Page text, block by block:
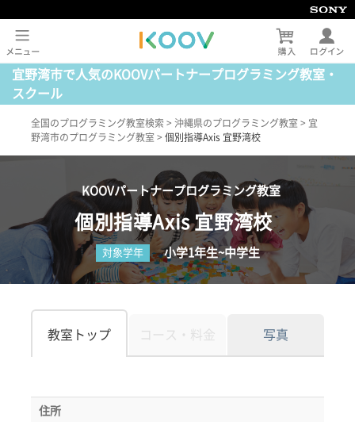
宜野湾市で人気のKOOVパートナープログラミング教室・
スクール
全国のプログラミング教室検索 > 沖縄県のプログラミング教室 > 宜
野湾市のプログラミング教室 > 個別指導Axis 宜野湾校
KOOVパートナープログラミング教室
個別指導Axis 宜野湾校
対象学年 小学1年生~中学生
教室トップ コース・料金 写真
住所